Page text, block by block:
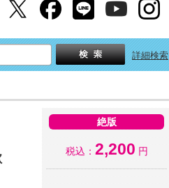
詳細検索
絶版
税込： 2,200 円